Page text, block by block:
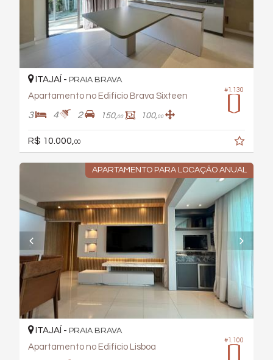
#1.130
ITAJAÍ - PRAIA BRAVA
Apartamento no Edifício Brava Sixteen
3 4 2 150,00 100,00
R$ 10.000,00
APARTAMENTO PARA LOCAÇÃO ANUAL
#1.100
ITAJAÍ - PRAIA BRAVA
Apartamento no Edifício Lisboa